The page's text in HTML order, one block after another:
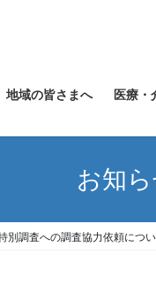
地域の皆さまへ 医療・
お知
別調査への調査協力依頼につ